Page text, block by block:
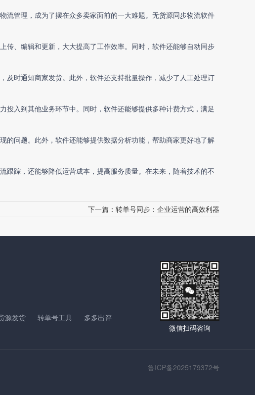
管理，成为了摆在众多卖家面前的一大难题。 无货源同步物流软件
传、编辑和更新，大大提高了工作效率。同时，软件还能够自动同步
及时通知商家发货。此外，软件还支持批量操作，减少了人工处理订
入到其他业务环节中。同时，软件还能够提供多种计费方式，满足
的问题。此外，软件还能够提供数据分析功能，帮助商家更好地了解
踪，还能够降低运营成本，提高服务质量。在未来，随着技术的不
下一篇： 转单号同步：企业运营的高效利器
源发货 转单号工具
多多出评
微信扫码咨询
鲁ICP备2025179372号